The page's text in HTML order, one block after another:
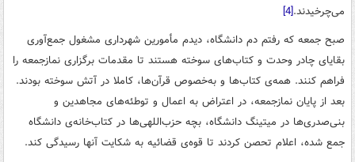
می‌چرخیدند.[4]
صبح جمعه که رفتم دم دانشگاه، دیدم ‌مأمورین شهرداری مشغول جمع‌آوری
بقایای چادر وحدت و کتاب‌های سوخته هستند تا مقدمات برگزاری نمازجمعه را
فراهم کنند. همه‌ی کتاب‌ها و به‌خصوص قرآن‌ها، کاملا در آتش سوخته بودند.
بعد از پایان نمازجمعه، در اعتراض به اعمال و توطئه‌های مجاهدین و
بنی‌صدری‌ها در میتینگ دانشگاه، بچه حزب‌اللهی‌ها در کتاب‌خانه‌ی دانشگاه
جمع شده، اعلام تحصن کردند تا قوه‌ی قضائیه به شکایت آنها رسیدگی کند.